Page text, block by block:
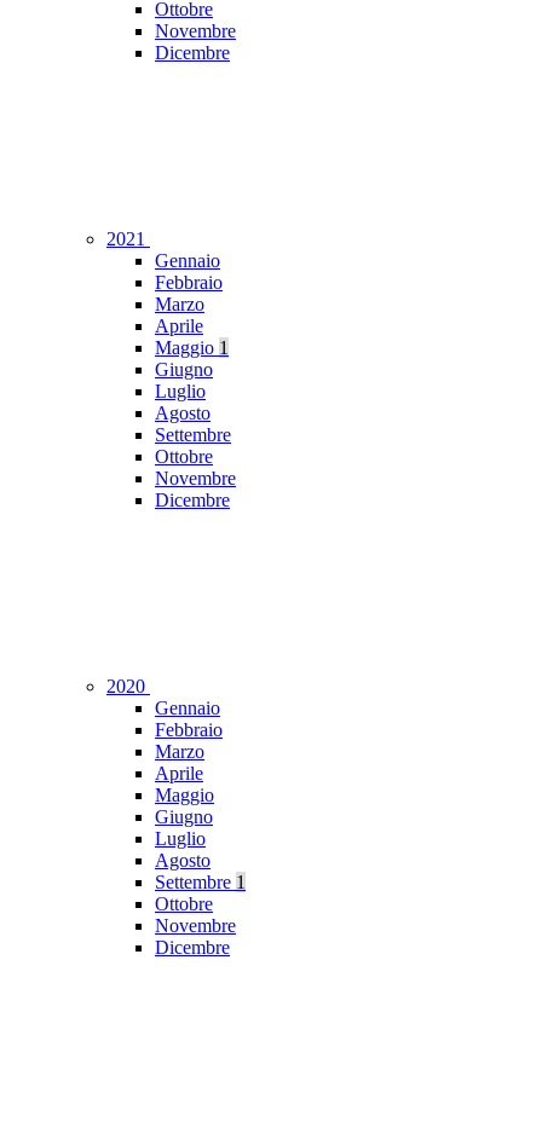
Ottobre
Novembre
Dicembre
2021
Gennaio
Febbraio
Marzo
Aprile
Maggio 1
Giugno
Luglio
Agosto
Settembre
Ottobre
Novembre
Dicembre
2020
Gennaio
Febbraio
Marzo
Aprile
Maggio
Giugno
Luglio
Agosto
Settembre 1
Ottobre
Novembre
Dicembre